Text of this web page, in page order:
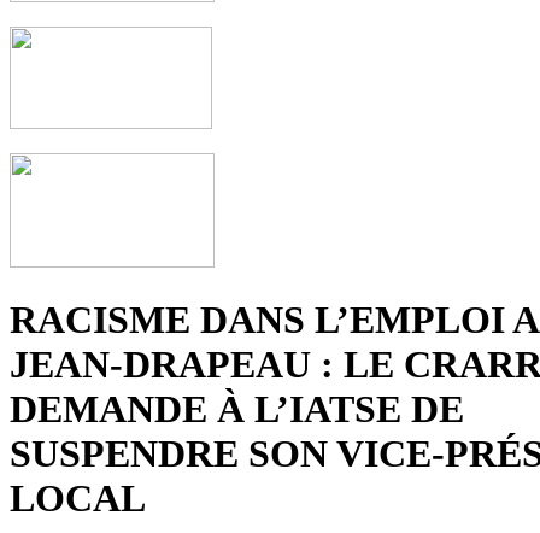
RACISME DANS L’EMPLOI
JEAN-DRAPEAU : LE
DEMANDE À L’IATSE DE
SUSPENDRE SON VICE-
LOCAL